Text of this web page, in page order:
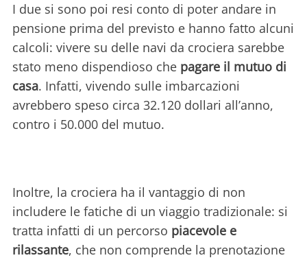
I due si sono poi resi conto di poter andare in
pensione prima del previsto e hanno fatto alcuni
calcoli: vivere su delle navi da crociera sarebbe
stato meno dispendioso che pagare il mutuo di
casa. Infatti, vivendo sulle imbarcazioni
avrebbero speso circa 32.120 dollari all’anno,
contro i 50.000 del mutuo.
Inoltre, la crociera ha il vantaggio di non
includere le fatiche di un viaggio tradizionale: si
tratta infatti di un percorso piacevole e
rilassante, che non comprende la prenotazione